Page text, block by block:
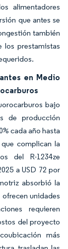
alimentadores
que antes se
también
los prestamistas
en Medio
bajo
de producción
cada año hasta
complican la
del R-1234ze
a USD 72 por
absorbió la
unidades
requieren
del proyecto
más